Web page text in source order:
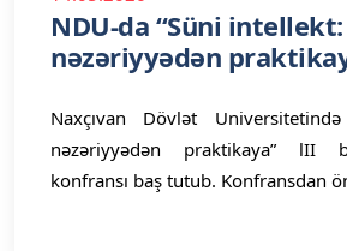
NDU-da “Süni intellekt:
nəzəriyyədən
Naxçıvan Dövlət
nəzəriyyədən praktikaya” lII
konfransı baş tutub. Konfransdan